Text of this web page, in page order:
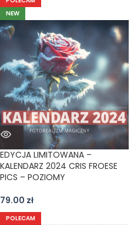
NEW
EDYCJA LIMITOWANA –
KALENDARZ 2024 CRIS FROESE
PICS – POZIOMY
79.00 zł
POLECAM